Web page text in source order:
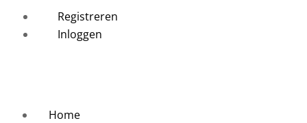
Registreren
Inloggen
Home